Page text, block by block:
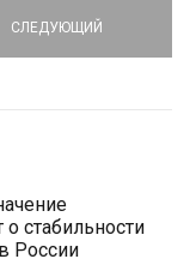
СЛЕДУЮЩИЙ
стабильности
России